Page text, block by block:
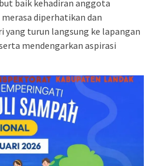
baik kehadiran anggota
diperhatikan dan
yang turun langsung ke lapangan
mendengarkan aspirasi